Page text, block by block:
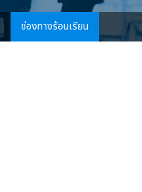
ช่องทางร้อนเรียน